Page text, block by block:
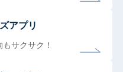
アプリ
サクサク！